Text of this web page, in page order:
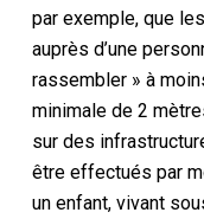
par exemple, que
auprès d’une
rassembler » à
minimale de 2
sur des
être effectués par
un enfant, vivant